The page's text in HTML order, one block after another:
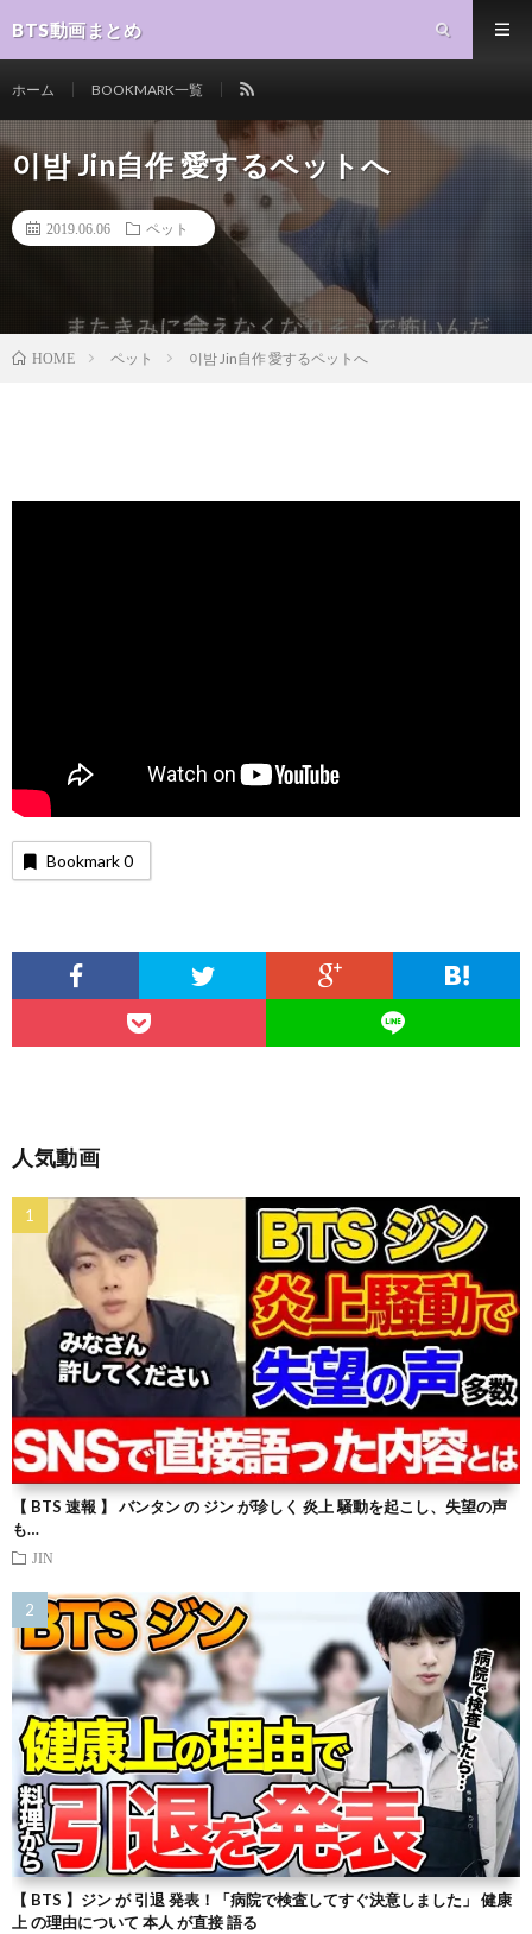
BTS動画まとめ
ホーム BOOKMARK一覧
이밤 Jin自作 愛するペットへ
2019.06.06 ペット
HOME ペット 이밤 Jin自作 愛するペットへ
Bookmark0
人気動画
【 BTS 速報 】 バンタン の ジン が珍しく 炎上 騒動を起こし、失望の声
も…
JIN
【 BTS 】ジン が 引退 発表！「病院で検査してすぐ決意しました」 健康
上 の理由について 本人 が直接 語る